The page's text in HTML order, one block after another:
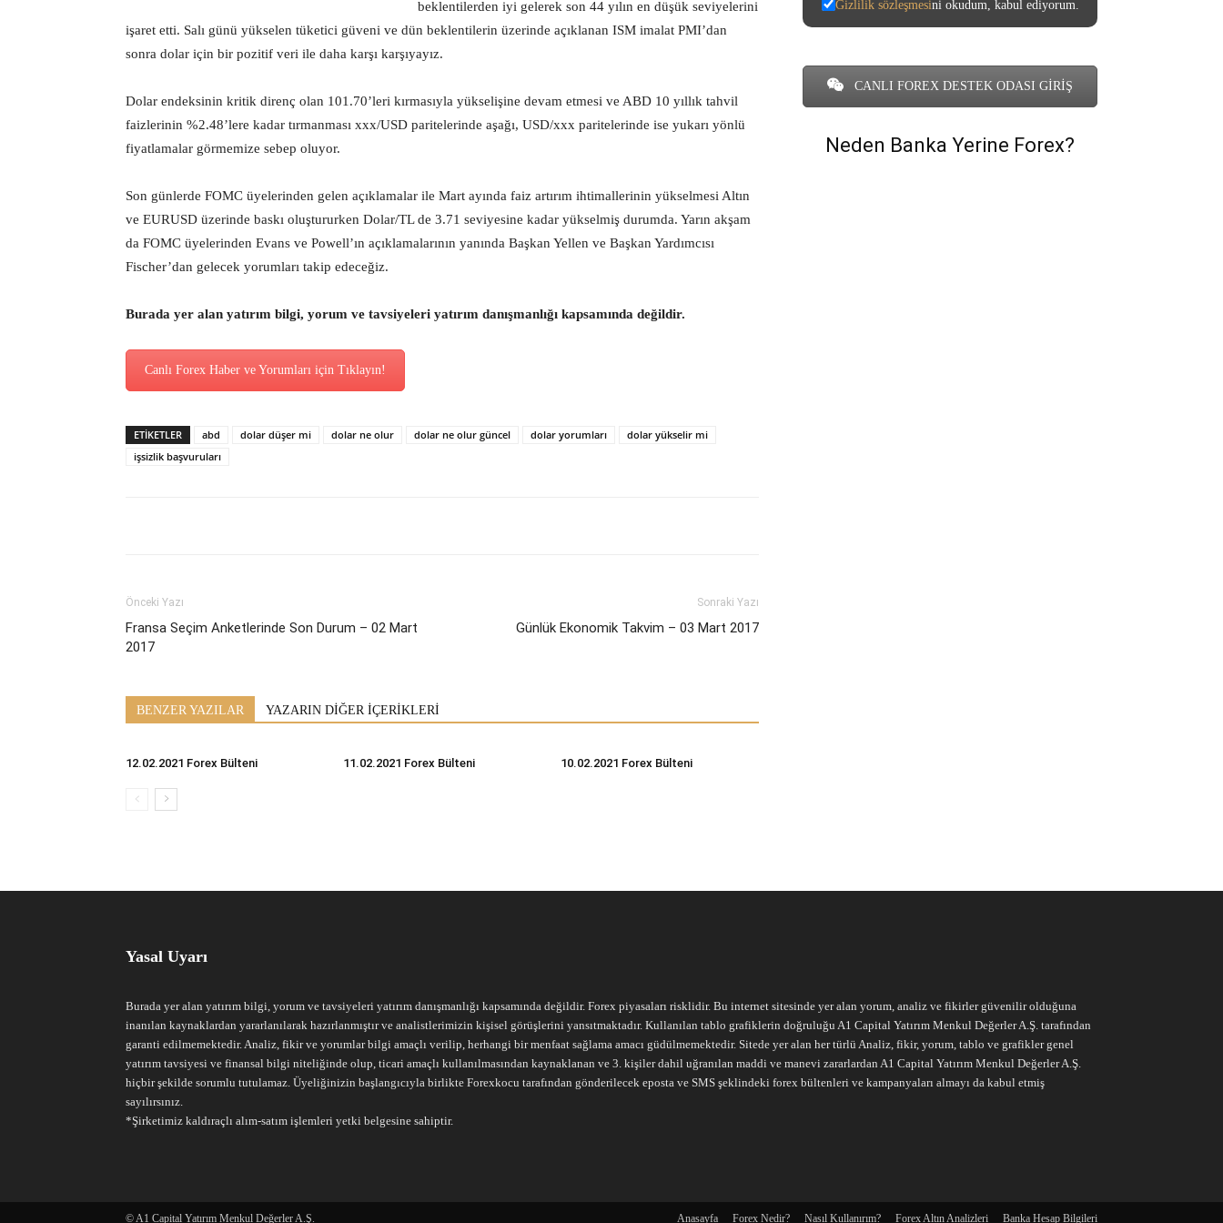
beklentilerden iyi gelerek son 44 yılın en düşük seviyelerini
işaret etti. Salı günü yükselen tüketici güveni ve dün beklentilerin üzerinde açıklanan ISM imalat PMI’dan
sonra dolar için bir pozitif veri ile daha karşı karşıyayız.
Dolar endeksinin kritik direnç olan 101.70’leri kırmasıyla yükselişine devam etmesi ve ABD 10 yıllık tahvil
faizlerinin %2.48’lere kadar tırmanması xxx/USD paritelerinde aşağı, USD/xxx paritelerinde ise yukarı yönlü
fiyatlamalar görmemize sebep oluyor.
Son günlerde FOMC üyelerinden gelen açıklamalar ile Mart ayında faiz artırım ihtimallerinin yükselmesi Altın
ve EURUSD üzerinde baskı oluştururken Dolar/TL de 3.71 seviyesine kadar yükselmiş durumda. Yarın akşam
da FOMC üyelerinden Evans ve Powell’ın açıklamalarının yanında Başkan Yellen ve Başkan Yardımcısı
Fischer’dan gelecek yorumları takip edeceğiz.
Burada yer alan yatırım bilgi, yorum ve tavsiyeleri yatırım danışmanlığı kapsamında değildir.
Canlı Forex Haber ve Yorumları için Tıklayın!
ETİKETLER abd dolar düşer mi dolar ne olur dolar ne olur güncel dolar yorumları
dolar yükselir mi
işsizlik başvuruları
Önceki Yazı
Fransa Seçim Anketlerinde Son Durum – 02 Mart
2017
Sonraki Yazı
Günlük Ekonomik Takvim – 03 Mart 2017
BENZER YAZILAR YAZARIN DİĞER İÇERİKLERİ
12.02.2021 Forex Bülteni 11.02.2021 Forex Bülteni 10.02.2021 Forex Bülteni
Gizlilik sözleşmesini okudum, kabul ediyorum.
CANLI FOREX DESTEK ODASI GİRİŞ
Neden Banka Yerine Forex?
Yasal Uyarı
Burada yer alan yatırım bilgi, yorum ve tavsiyeleri yatırım danışmanlığı kapsamında değildir. Forex piyasaları risklidir. Bu internet sitesinde yer alan yorum, analiz ve fikirler güvenilir olduğuna
inanılan kaynaklardan yararlanılarak hazırlanmıştır ve analistlerimizin kişisel görüşlerini yansıtmaktadır. Kullanılan tablo grafiklerin doğruluğu A1 Capital Yatırım Menkul Değerler A.Ş. tarafından
garanti edilmemektedir. Analiz, fikir ve yorumlar bilgi amaçlı verilip, herhangi bir menfaat sağlama amacı güdülmemektedir. Sitede yer alan her türlü Analiz, fikir, yorum, tablo ve grafikler genel
yatırım tavsiyesi ve finansal bilgi niteliğinde olup, ticari amaçlı kullanılmasından kaynaklanan ve 3. kişiler dahil uğranılan maddi ve manevi zararlardan A1 Capital Yatırım Menkul Değerler A.Ş.
hiçbir şekilde sorumlu tutulamaz. Üyeliğinizin başlangıcıyla birlikte Forexkocu tarafından gönderilecek eposta ve SMS şeklindeki forex bültenleri ve kampanyaları almayı da kabul etmiş
sayılırsınız.
*Şirketimiz kaldıraçlı alım-satım işlemleri yetki belgesine sahiptir.
Anasayfa Forex Nedir? Nasıl Kullanırım? Forex Altın Analizleri Banka Hesap Bilgileri
© A1 Capital Yatırım Menkul Değerler A.Ş.